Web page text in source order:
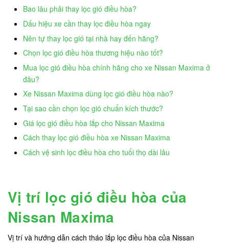
Bao lâu phải thay lọc gió điều hòa?
Dấu hiệu xe cần thay lọc điều hòa ngay
Nên tự thay lọc gió tại nhà hay đến hãng?
Chọn lọc gió điều hòa thương hiệu nào tốt?
Mua lọc gió điều hòa chính hãng cho xe Nissan Maxima ở
đâu?
Xe Nissan Maxima dùng lọc gió điều hòa nào?
Tại sao cần chọn lọc gió chuẩn kích thước?
Giá lọc gió điều hòa lắp cho Nissan Maxima
Cách thay lọc gió điều hòa xe Nissan Maxima
Cách vệ sinh lọc điều hòa cho tuổi thọ dài lâu
Vị trí lọc gió điều hòa của
Nissan Maxima
Vị trí và hướng dẫn cách tháo lắp lọc điều hòa của Nissan